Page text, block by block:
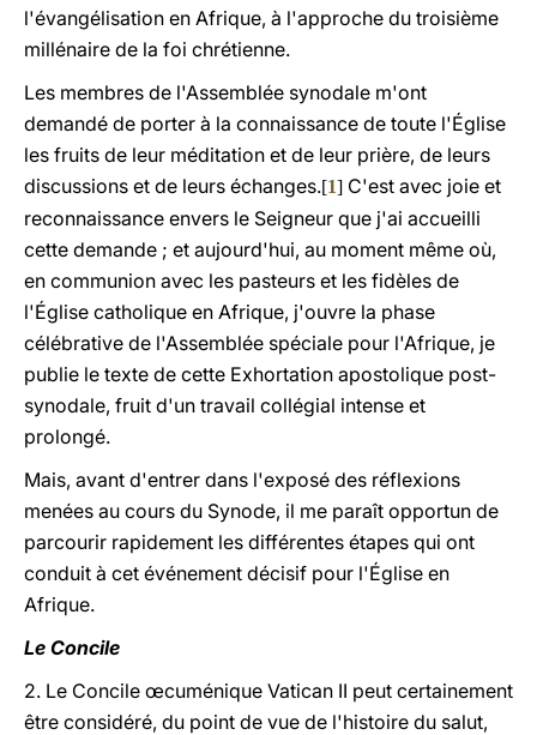
l'évangélisation en Afrique, à l'approche du troisième
millénaire de la foi chrétienne.
Les membres de l'Assemblée synodale m'ont
demandé de porter à la connaissance de toute l'Église
les fruits de leur méditation et de leur prière, de leurs
discussions et de leurs échanges.[1] C'est avec joie et
reconnaissance envers le Seigneur que j'ai accueilli
cette demande ; et aujourd'hui, au moment même où,
en communion avec les pasteurs et les fidèles de
l'Église catholique en Afrique, j'ouvre la phase
célébrative de l'Assemblée spéciale pour l'Afrique, je
publie le texte de cette Exhortation apostolique post-
synodale, fruit d'un travail collégial intense et
prolongé.
Mais, avant d'entrer dans l'exposé des réflexions
menées au cours du Synode, il me paraît opportun de
parcourir rapidement les différentes étapes qui ont
conduit à cet événement décisif pour l'Église en
Afrique.
Le Concile
2. Le Concile œcuménique Vatican II peut certainement
être considéré, du point de vue de l'histoire du salut,